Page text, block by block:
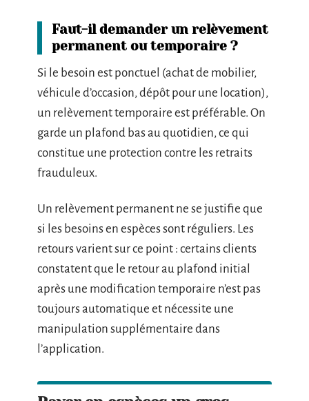
Faut-il demander un relèvement
permanent ou temporaire ?
Si le besoin est ponctuel (achat de mobilier,
véhicule d’occasion, dépôt pour une location),
un relèvement temporaire est préférable. On
garde un plafond bas au quotidien, ce qui
constitue une protection contre les retraits
frauduleux.
Un relèvement permanent ne se justifie que
si les besoins en espèces sont réguliers. Les
retours varient sur ce point : certains clients
constatent que le retour au plafond initial
après une modification temporaire n’est pas
toujours automatique et nécessite une
manipulation supplémentaire dans
l’application.